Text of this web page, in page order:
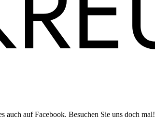
auch auf Facebook. Besuchen Sie uns doch mal!